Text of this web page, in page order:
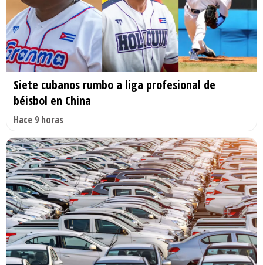
Siete cubanos rumbo a liga profesional de
béisbol en China
Hace 9 horas